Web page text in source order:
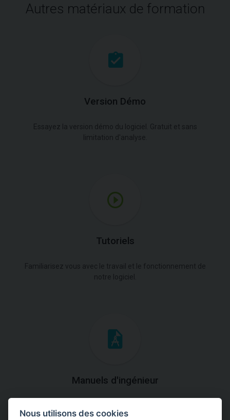
Autres matériaux de formation
Version Démo
Essayez la version démo du logiciel. Gratuit et sans
limitation d'analyse.
Tutoriels
Familiarisez vous avec le travail et le fonctionnement de
notre logiciel.
Manuels d'ingénieur
théoriques et pratiques du fonctionnement des
Nous utilisons des cookies